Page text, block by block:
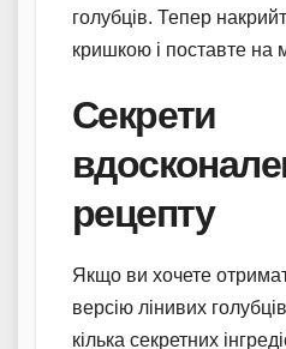
голубців. Тепер
кришкою і поставте на
Секрети
рецепту
Якщо ви хочете
версію лінивих
кілька секретних